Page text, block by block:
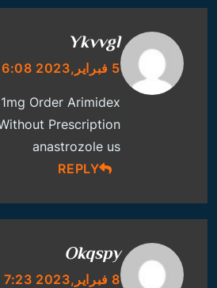
Ykvvgl
5 فبراير,2023 AT 6:08 ص
Order Arimidex
Prescription
anastrozole us
REPLY
Okqspy
8 فبراير,2023 AT 7:23 م